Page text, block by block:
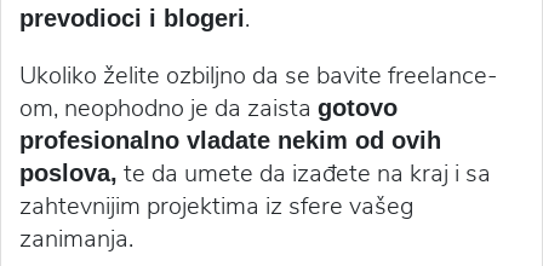
prevodioci i blogeri.
Ukoliko želite ozbiljno da se bavite freelance-
om, neophodno je da zaista gotovo
profesionalno vladate nekim od ovih
poslova, te da umete da izađete na kraj i sa
zahtevnijim projektima iz sfere vašeg
zanimanja.